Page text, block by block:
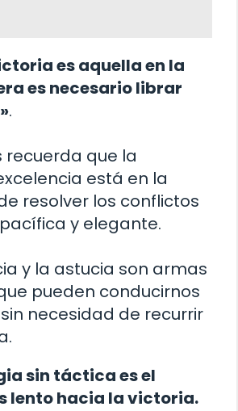
es aquella en la
es necesario librar
.
recuerda que la
está en la
resolver los conflictos
y elegante.
y la astucia son armas
pueden conducirnos
necesidad de recurrir
sin táctica es el
lento hacia la victoria.